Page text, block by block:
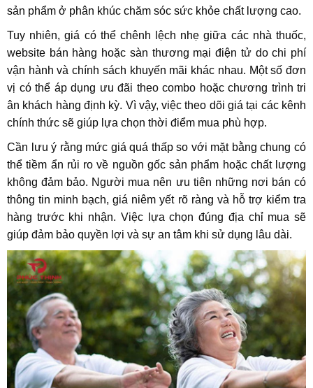
sản phẩm ở phân khúc chăm sóc sức khỏe chất lượng cao.
Tuy nhiên, giá có thể chênh lệch nhẹ giữa các nhà thuốc,
website bán hàng hoặc sàn thương mại điện tử do chi phí
vận hành và chính sách khuyến mãi khác nhau. Một số đơn
vị có thể áp dụng ưu đãi theo combo hoặc chương trình tri
ân khách hàng định kỳ. Vì vậy, việc theo dõi giá tại các kênh
chính thức sẽ giúp lựa chọn thời điểm mua phù hợp.
Cần lưu ý rằng mức giá quá thấp so với mặt bằng chung có
thể tiềm ẩn rủi ro về nguồn gốc sản phẩm hoặc chất lượng
không đảm bảo. Người mua nên ưu tiên những nơi bán có
thông tin minh bạch, giá niêm yết rõ ràng và hỗ trợ kiểm tra
hàng trước khi nhận. Việc lựa chọn đúng địa chỉ mua sẽ
giúp đảm bảo quyền lợi và sự an tâm khi sử dụng lâu dài.